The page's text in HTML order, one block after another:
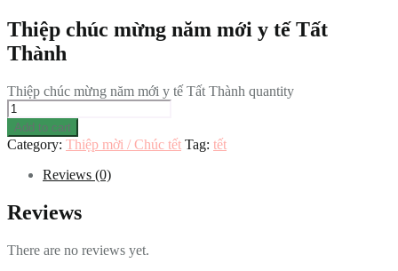
Thiệp chúc mừng năm mới y tế Tất
Thành
Thiệp chúc mừng năm mới y tế Tất Thành quantity
Add to cart
Category: Thiệp mời / Chúc tết Tag: tết
Reviews (0)
Reviews
There are no reviews yet.